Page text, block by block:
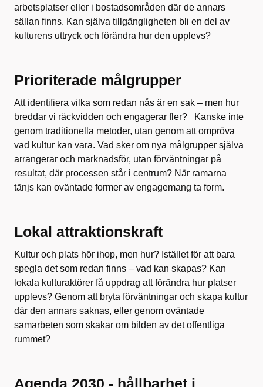
arbetsplatser eller i bostadsområden där de annars
sällan finns. Kan själva tillgängligheten bli en del av
kulturens uttryck och förändra hur den upplevs?
Prioriterade målgrupper
Att identifiera vilka som redan nås är en sak – men hur
breddar vi räckvidden och engagerar fler? Kanske inte
genom traditionella metoder, utan genom att ompröva
vad kultur kan vara. Vad sker om nya målgrupper själva
arrangerar och marknadsför, utan förväntningar på
resultat, där processen står i centrum? När ramarna
tänjs kan oväntade former av engagemang ta form.
Lokal attraktionskraft
Kultur och plats hör ihop, men hur? Istället för att bara
spegla det som redan finns – vad kan skapas? Kan
lokala kulturaktörer få uppdrag att förändra hur platser
upplevs? Genom att bryta förväntningar och skapa kultur
där den annars saknas, eller genom oväntade
samarbeten som skakar om bilden av det offentliga
rummet?
Agenda 2030 - hållbarhet i